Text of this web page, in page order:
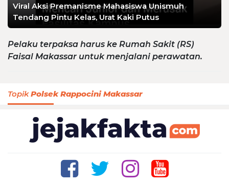
Viral Aksi Premanisme Mahasiswa Unismuh
Tendang Pintu Kelas, Urat Kaki Putus
Pelaku terpaksa harus ke Rumah Sakit (RS)
Faisal Makassar untuk menjalani perawatan.
TopikPolsek Rappocini Makassar